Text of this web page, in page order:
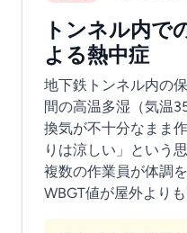
トンネル内で
よる熱中症
地下鉄トンネル内の
間の高温多湿（気温
換気が不十分なまま
りは涼しい」という
複数の作業員が体調
WBGT値が屋外より